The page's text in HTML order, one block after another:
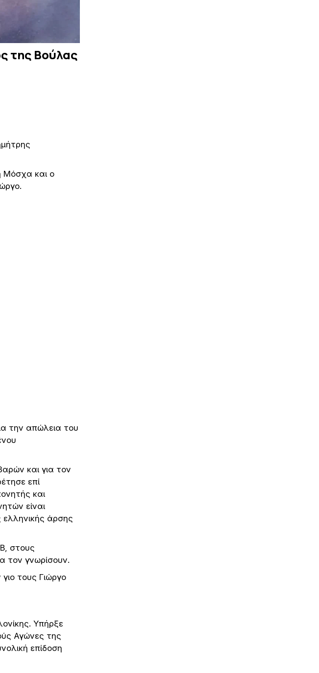
της Βούλας
Μόσχα και ο
την απώλεια του
και για τον
επί
και
είναι
άρσης
στους
τον γνωρίσουν.
τους Γιώργο
Υπήρξε
Αγώνες της
επίδοση